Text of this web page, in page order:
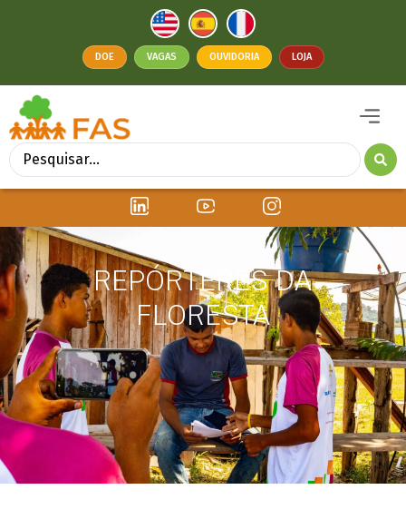
DOE VAGAS OUVIDORIA LOJA
REPÓRTERES DA
FLORESTA